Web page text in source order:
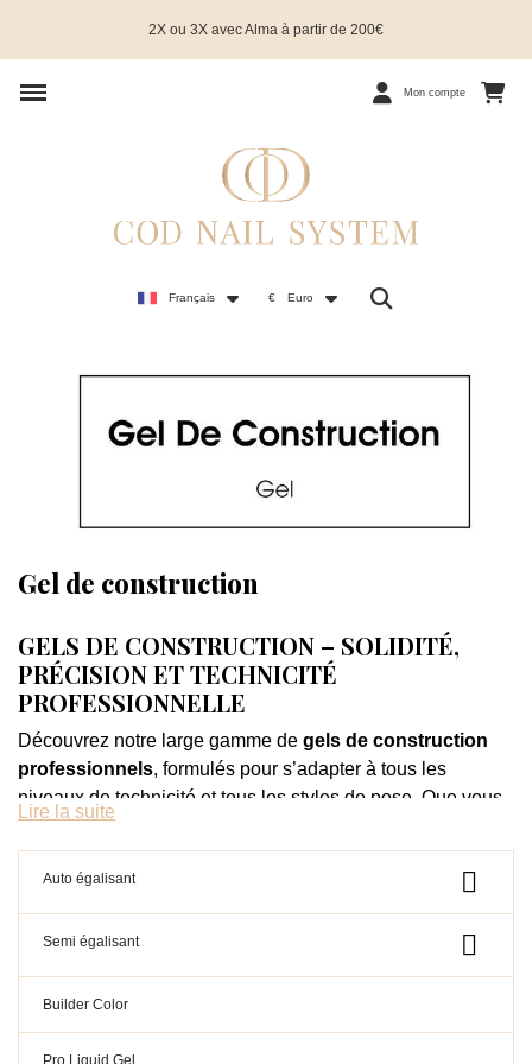
2X ou 3X avec Alma à partir de 200€
Mon compte
Français € Euro
Gel de construction
GELS DE CONSTRUCTION – SOLIDITÉ,
PRÉCISION ET TECHNICITÉ
PROFESSIONNELLE
Découvrez notre large gamme de gels de construction
professionnels, formulés pour s’adapter à tous les
niveaux de technicité et tous les styles de pose. Que vous
soyez débutante ou prothésiste confirmée, vous trouverez
icile gel parfaitement adaptéà vos besoins :auto-
égalisant, rigide, fluide, pailleté, coloré ou clean (sans
HEMA / sans TPO).
tenue
textures jelly,
Lire la suite
Auto égalisant 
Semi égalisant 
Builder Color
Pro Liquid Gel